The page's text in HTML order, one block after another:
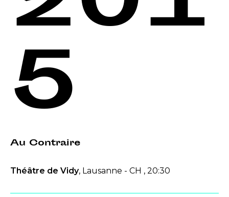
5
Au Contraire
Théâtre de Vidy, Lausanne - CH , 20:30